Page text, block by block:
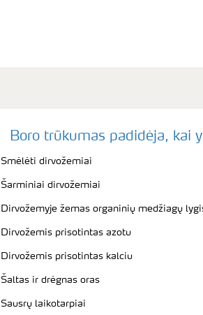
Boro trūkumas padidėja, kai
Smėlėti dirvožemiai
Šarminiai dirvožemiai
Dirvožemyje žemas organinių medžiagų
Dirvožemis prisotintas azotu
Dirvožemis prisotintas kalciu
Šaltas ir drėgnas oras
Sausrų laikotarpiai